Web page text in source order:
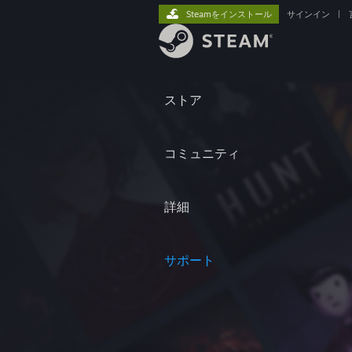
ストア
コミュニティ
詳細
サポート
Steamをインストール サインイン